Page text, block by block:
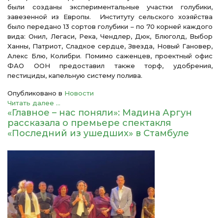
были созданы экспериментальные участки голубики,
завезенной из Европы. Институту сельского хозяйства
было передано 13 сортов голубики – по 70 корней каждого
вида: Онил, Легаси, Река, Чендлер, Дюк, Блюголд, Выбор
Ханны, Патриот, Сладкое сердце, Звезда, Новый Гановер,
Алекс Блю, Колибри. Помимо саженцев, проектный офис
ФАО ООН предоставил также торф, удобрения,
пестициды, капельную систему полива.
Опубликовано в Новости
Читать далее ...
«Главное – нас поняли»: Мадина Аргун
рассказала о премьере спектакля
«Последний из ушедших» в Стамбуле